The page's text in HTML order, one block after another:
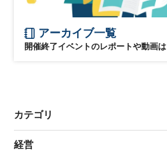
アーカイブ一覧
開催終了イベントのレポートや動画は
カテゴリ
経営